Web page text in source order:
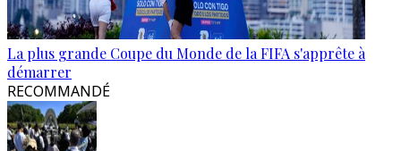
La plus grande Coupe du Monde de la FIFA s'apprête à
démarrer
RECOMMANDÉ